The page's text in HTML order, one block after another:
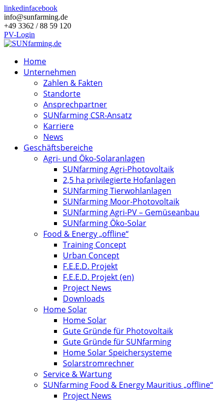
linkedinfacebook
info@sunfarming.de
+49 3362 / 88 59 120
PV-Login
Home
Unternehmen
Zahlen & Fakten
Standorte
Ansprechpartner
SUNfarming CSR-Ansatz
Karriere
News
Geschäftsbereiche
Agri- und Öko-Solaranlagen
SUNfarming Agri-Photovoltaik
2,5 ha privilegierte Hofanlagen
SUNfarming Tierwohlanlagen
SUNfarming Moor-Photovoltaik
SUNfarming Agri-PV – Gemüseanbau
SUNfarming Öko-Solar
Food & Energy „offline“
Training Concept
Urban Concept
F.E.E.D. Projekt
F.E.E.D. Projekt (en)
Project News
Downloads
Home Solar
Home Solar
Gute Gründe für Photovoltaik
Gute Gründe für SUNfarming
Home Solar Speichersysteme
Solarstromrechner
Service & Wartung
SUNfarming Food & Energy Mauritius „offline“
Project News